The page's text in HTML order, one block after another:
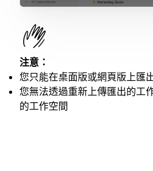
注意：
您只能在桌面版或網頁版上匯
您無法透過重新上傳匯出的工
的工作空間